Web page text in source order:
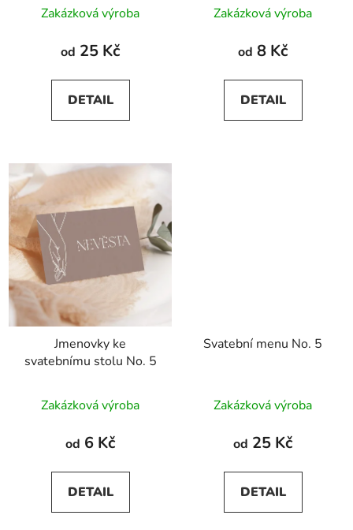
hodnocení
produktu
5,0
z
Zakázková výroba
od 25 Kč
DETAIL
Zakázková výroba
od 8 Kč
DETAIL
Jmenovky ke
svatebnímu stolu No. 5
Zakázková výroba
od 6 Kč
DETAIL
Svatební menu No. 5
Zakázková výroba
od 25 Kč
DETAIL